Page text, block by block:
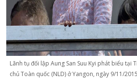
Lãnh tụ đối lập Aung San Suu Kyi phát biểu tại
chủ Toàn quốc (NLD) ở Yangon, ngày 9/11/